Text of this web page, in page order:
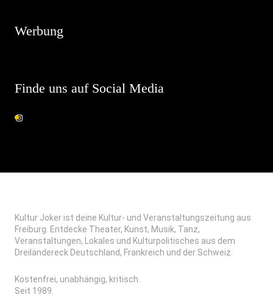
Werbung
Finde uns auf Social Media
Kultur Joker ist deine Kultur- und Veranstaltungszeitung aus
Freiburg. Entdecke Theater, Kunst, Musik, Tanz,
Veranstaltungen, Lokales und Kulturpolitisches aus dem
Dreiländereck Deutschland, Frankreich und der Schweiz.
Kostenfrei, unabhängig, kritisch.
Seit 1989.